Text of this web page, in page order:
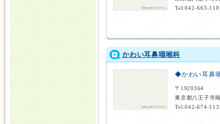
Tel:042-663-
かわい耳鼻咽喉科
◆かわい耳鼻
〒1920364
東京都八王子市
Tel:042-674-